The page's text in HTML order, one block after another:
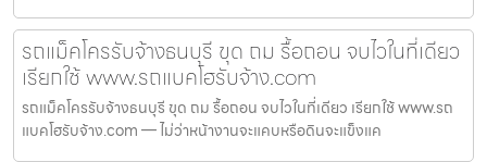
รถแม็คโครรับจ้างธนบุรี ขุด ถม รื้อถอน จบไวในที่เดียว
เรียกใช้ www.รถแบคโฮรับจ้าง.com
รถแม็คโครรับจ้างธนบุรี ขุด ถม รื้อถอน จบไวในที่เดียว เรียกใช้ www.รถ
แบคโฮรับจ้าง.com — ไม่ว่าหน้างานจะแคบหรือดินจะแข็งแค